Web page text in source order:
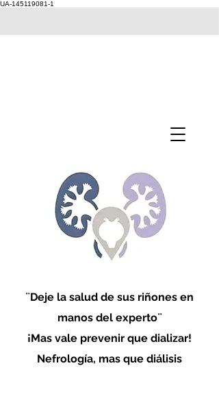
UA-145119081-1
¨Deje la salud de sus riñones en
manos del experto¨
¡Mas vale prevenir que dializar!
Nefrología, mas que diálisis